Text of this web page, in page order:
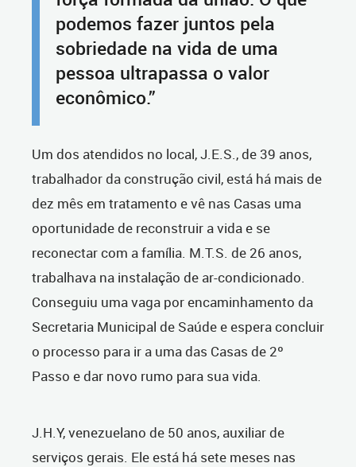
podemos fazer juntos pela
sobriedade na vida de uma
pessoa ultrapassa o valor
econômico.”
Um dos atendidos no local, J.E.S., de 39 anos,
trabalhador da construção civil, está há mais de
dez mês em tratamento e vê nas Casas uma
oportunidade de reconstruir a vida e se
reconectar com a família. M.T.S. de 26 anos,
trabalhava na instalação de ar-condicionado.
Conseguiu uma vaga por encaminhamento da
Secretaria Municipal de Saúde e espera concluir
o processo para ir a uma das Casas de 2º
Passo e dar novo rumo para sua vida.
J.H.Y, venezuelano de 50 anos, auxiliar de
serviços gerais. Ele está há sete meses nas